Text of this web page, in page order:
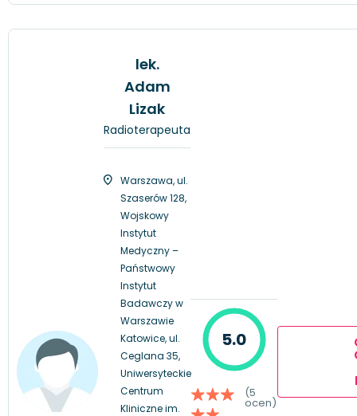
lek.
Adam
Lizak
Radioterapeuta
Warszawa, ul.
Szaserów 128,
Wojskowy
Instytut
Medyczny –
Państwowy
Instytut
Badawczy w
Warszawie
Katowice, ul.
Ceglana 35,
Uniwersyteckie
Centrum
Kliniczne im.
5.0
(5
ocen)